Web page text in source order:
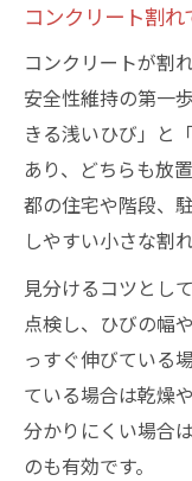
コンクリート割
コンクリートが割
安全性維持の第一
きる浅いひび」と
あり、どちらも放
都の住宅や階段、
しやすい小さな割
見分けるコツとし
点検し、ひびの幅
っすぐ伸びている
ている場合は乾燥
分かりにくい場合
のも有効です。